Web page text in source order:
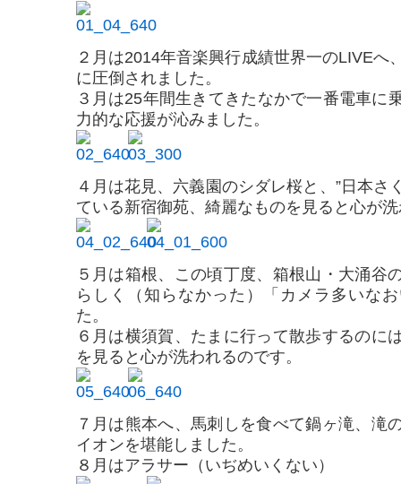
２月は2014年音楽興行成績世界一のLIVEへ
に圧倒されました。
３月は25年間生きてきたなかで一番電車に
力的な応援が沁みました。
４月は花見、六義園のシダレ桜と、”日本さ
ている新宿御苑、綺麗なものを見ると心が
５月は箱根、この頃丁度、箱根山・大涌谷
らしく（知らなかった）「カメラ多いな
た。
６月は横須賀、たまに行って散歩するのに
を見ると心が洗われるのです。
７月は熊本へ、馬刺しを食べて鍋ヶ滝、滝
イオンを堪能しました。
８月はアラサー（いぢめいくない）